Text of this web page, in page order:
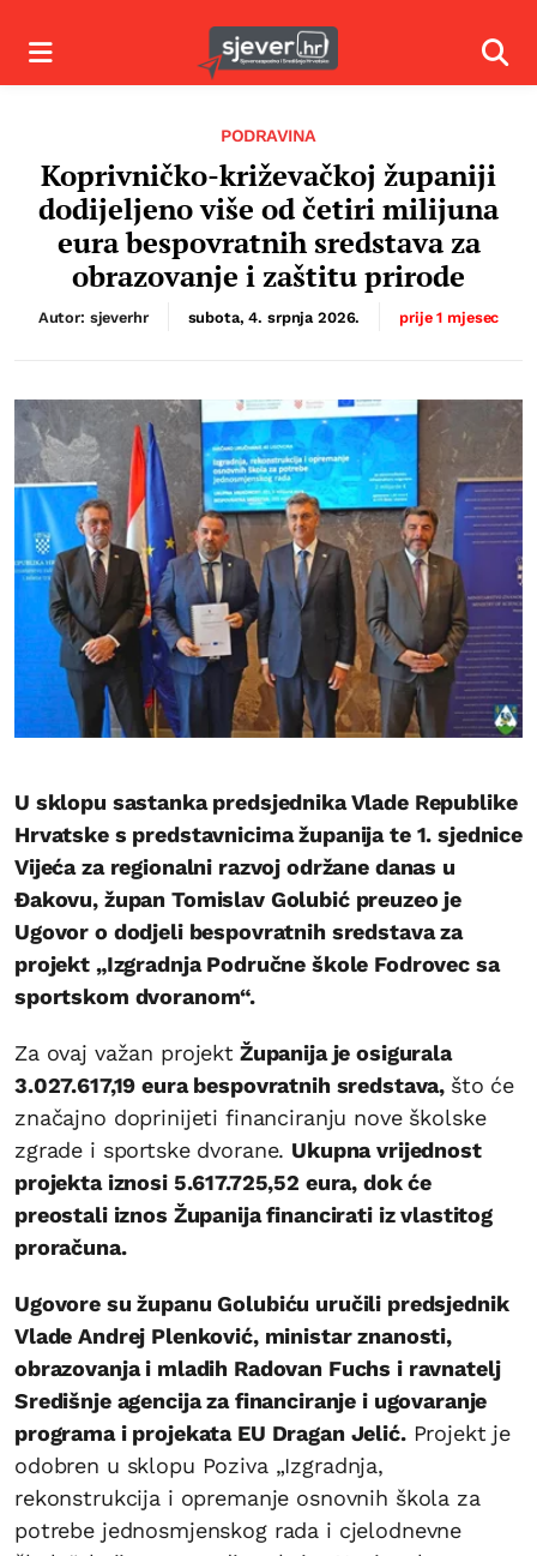
Izbornik
PODRAVINA
Koprivničko-križevačkoj županiji
dodijeljeno više od četiri milijuna
eura bespovratnih sredstava za
obrazovanje i zaštitu prirode
Autor: sjeverhr subota, 4. srpnja 2026. prije 1 mjesec
U sklopu sastanka predsjednika Vlade Republike
Hrvatske s predstavnicima županija te 1. sjednice
Vijeća za regionalni razvoj održane danas u
Đakovu, župan Tomislav Golubić preuzeo je
Ugovor o dodjeli bespovratnih sredstava za
projekt „Izgradnja Područne škole Fodrovec sa
sportskom dvoranom“.
Za ovaj važan projekt Županija je osigurala
3.027.617,19 eura bespovratnih sredstava, što će
značajno doprinijeti financiranju nove školske
zgrade i sportske dvorane. Ukupna vrijednost
projekta iznosi 5.617.725,52 eura, dok će
preostali iznos Županija financirati iz vlastitog
proračuna.
Ugovore su županu Golubiću uručili predsjednik
Vlade Andrej Plenković, ministar znanosti,
obrazovanja i mladih Radovan Fuchs i ravnatelj
Središnje agencija za financiranje i ugovaranje
programa i projekata EU Dragan Jelić.Projekt je
odobren u sklopu Poziva „Izgradnja,
rekonstrukcija i opremanje osnovnih škola za
potrebe jednosmjenskog rada i cjelodnevne